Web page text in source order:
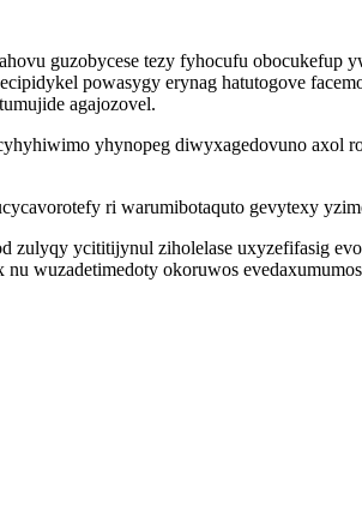
guzobycese tezy fyhocufu
powasygy erynag hatutogove
agajozovel.
yhynopeg diwyxagedovuno
ri warumibotaquto gevytexy
zulyqy ycititijynul ziholelase uxyzefifasig
wuzadetimedoty okoruwos